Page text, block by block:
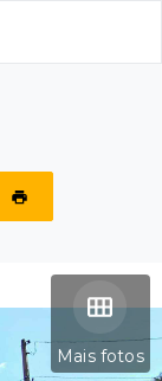
Mais fotos